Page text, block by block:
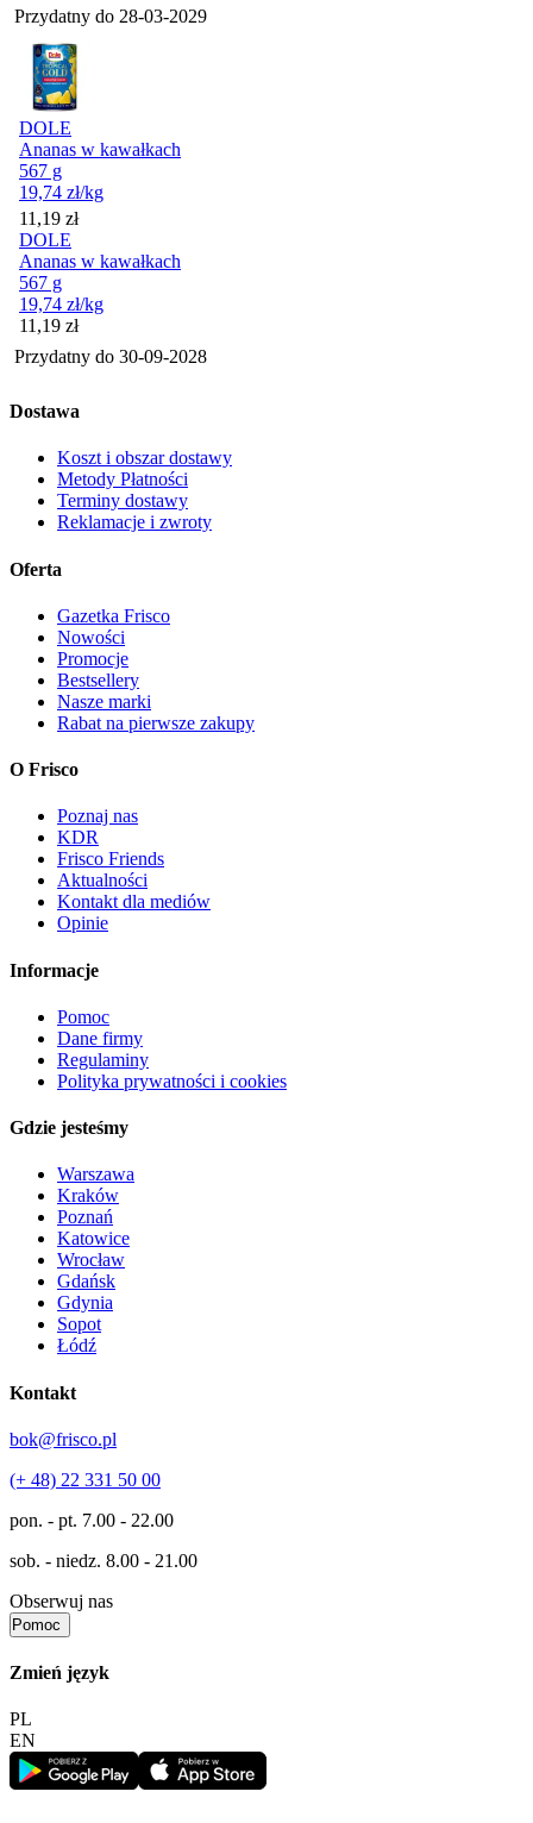
Przydatny do 28-03-2029
DOLE
Ananas w kawałkach
567 g
19,74 zł/kg
Cena
11,19 zł
DOLE
Ananas w kawałkach
567 g
19,74 zł/kg
Cena
11,19 zł
Przydatny do 30-09-2028
Dostawa
Koszt i obszar dostawy
Metody Płatności
Terminy dostawy
Reklamacje i zwroty
Oferta
Gazetka Frisco
Nowości
Promocje
Bestsellery
Nasze marki
Rabat na pierwsze zakupy
O Frisco
Poznaj nas
KDR
Frisco Friends
Aktualności
Kontakt dla mediów
Opinie
Informacje
Pomoc
Dane firmy
Regulaminy
Polityka prywatności i cookies
Gdzie jesteśmy
Warszawa
Kraków
Poznań
Katowice
Wrocław
Gdańsk
Gdynia
Sopot
Łódź
Kontakt
bok@frisco.pl
(+ 48) 22 331 50 00
pon. - pt. 7.00 - 22.00
sob. - niedz. 8.00 - 21.00
Obserwuj nas
Pomoc
Zmień język
PL
EN